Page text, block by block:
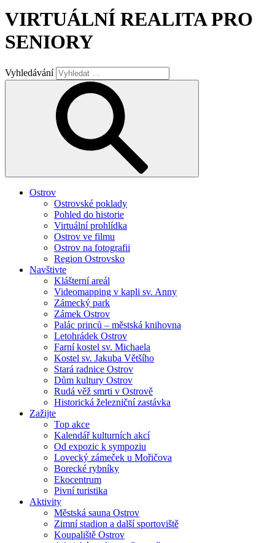
VIRTUÁLNÍ REALITA PRO
SENIORY
Vyhledávání
Ostrov
Ostrovské poklady
Pohled do historie
Virtuální prohlídka
Ostrov ve filmu
Ostrov na fotografii
Region Ostrovsko
Navštivte
Klášterní areál
Videomapping v kapli sv. Anny
Zámecký park
Zámek Ostrov
Palác princů – městská knihovna
Letohrádek Ostrov
Farní kostel sv. Michaela
Kostel sv. Jakuba Většího
Stará radnice Ostrov
Dům kultury Ostrov
Rudá věž smrti v Ostrově
Historická železniční zastávka
Zažijte
Top akce
Kalendář kulturních akcí
Od expozic k sympoziu
Lovecký zámeček u Mořičova
Borecké rybníky
Ekocentrum
Pivní turistika
Aktivity
Městská sauna Ostrov
Zimní stadion a další sportoviště
Koupaliště Ostrov